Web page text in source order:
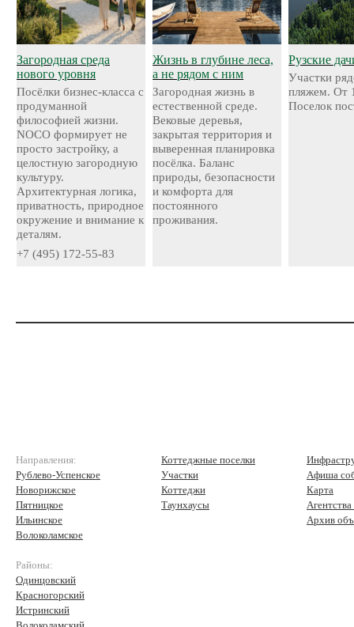
Загородная среда
нового уровня
Посёлки бизнес-класса с
продуманной
философией жизни.
NOCO формирует не
просто застройку, а
целостную загородную
культуру.
Архитектурная логика,
приватность, природное
окружение и внимание к
деталям.
+7 (495) 172-55-83
Жизнь в глубине леса,
а не рядом с ним
Загородная жизнь в
естественной среде.
Вековые деревья,
закрытая территория и
выверенная планировка
посёлка. Баланс
природы, безопасности
и комфорта для
постоянного
проживания.
Рузские
Участки
пляжем. От
Поселок
Направления:
Рублево-Успенское
Новорижское
Пятницкое
Ильинское
Волоколамское
Районы:
Одинцовский
Красногорский
Истринский
Коттеджные поселки
Участки
Коттеджи
Таунхаусы
Афиша
Карта
Архив